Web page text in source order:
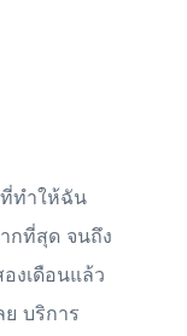
ที่ทำให้ฉัน
กที่สุด จนถึง
งเดือนแล้ว
บริการ